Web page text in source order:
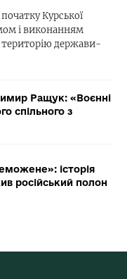
Курської
і виконанням
територію держави-
Ращук: «Воєнні
спільного з
історія
російський полон